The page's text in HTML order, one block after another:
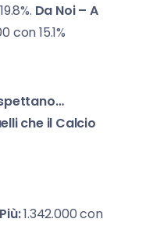
Da Noi – A
con 15.1%
che il Calcio
1.342.000 con